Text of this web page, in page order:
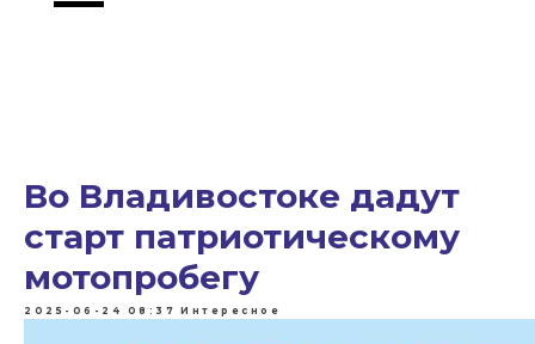
Во Владивостоке дадут
старт патриотическому
мотопробегу
2025-06-24 08:37 Интересное